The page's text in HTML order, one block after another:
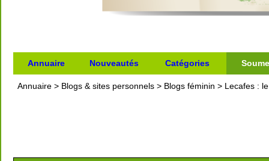
Annuaire Nouveautés Catégories
Annuaire > Blogs & sites personnels > Blogs féminin > Lecafes :